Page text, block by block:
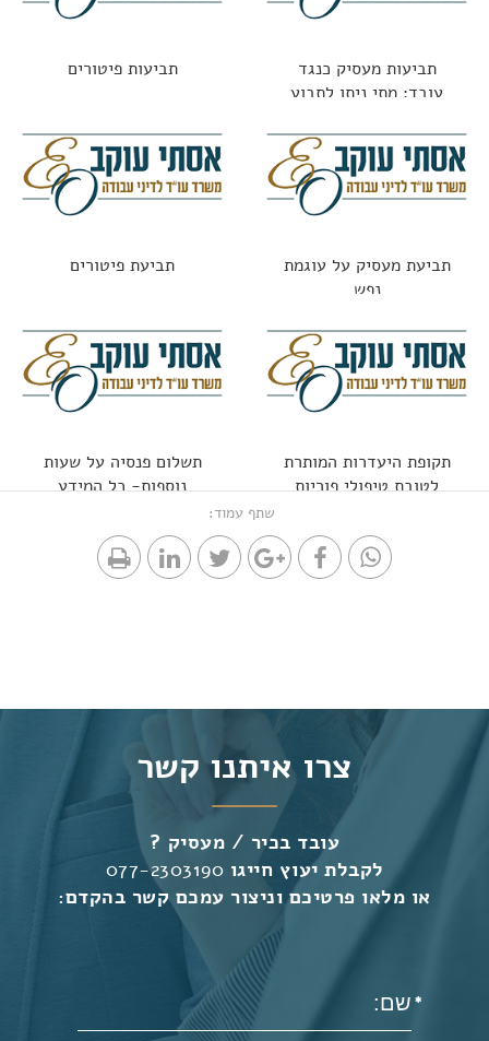
תביעות מעסיק כנגד
עובד: מתי ניתן לתבוע
תביעות פיטורים
תביעת מעסיק על עוגמת
נפש
תביעת פיטורים
תקופת היעדרות המותרת
לטובת טיפולי פוריות
תשלום פנסיה על שעות
נוספות- כל המידע
שתף עמוד:
צרו איתנו קשר
עובד בכיר / מעסיק ?
לקבלת יעוץ חייגו 077-2303190
או מלאו פרטיכם וניצור עמכם קשר בהקדם: